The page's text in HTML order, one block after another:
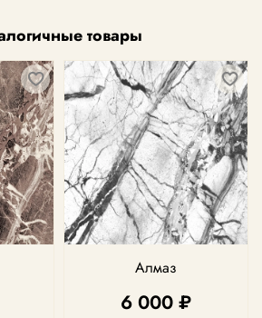
товары
Алмаз
6 000 ₽